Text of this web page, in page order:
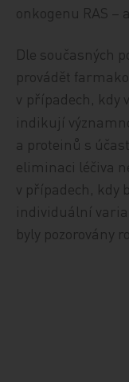
onkogenu RAS –
Dle současných
provádět
v případech, kdy
indikují
a proteinů s
eliminaci léčiva
v případech, kdy
in­di­vi­duál­ní
byly pozorovány